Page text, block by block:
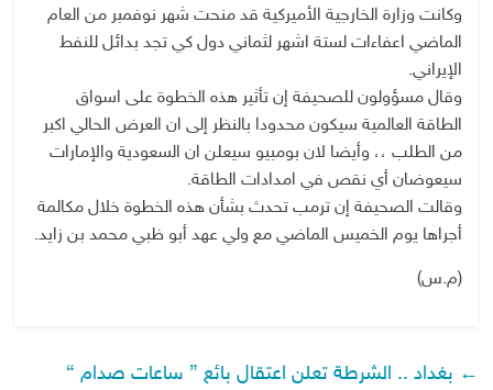
وكانت وزارة الخارجية الأميركية قد منحت شهر نوفمبر من العام
الماضي اعفاءات لستة اشهر لثماني دول كي تجد بدائل للنفط
الإيراني.
وقال مسؤولون للصحيفة إن تأثير هذه الخطوة على اسواق
الطاقة العالمية سيكون محدودا بالنظر إلى ان العرض الحالي اكبر
من الطلب ،، وأيضا لان بومبيو سيعلن ان السعودية والإمارات
سيعوضان أي نقص في امدادات الطاقة.
وقالت الصحيفة إن ترمب تحدث بشأن هذه الخطوة خلال مكالمة
أجراها يوم الخميس الماضي مع ولي عهد أبو ظبي محمد بن زايد.
(م.س)
← بغداد .. الشرطة تعلن اعتقال بائع ” ساعات صدام “